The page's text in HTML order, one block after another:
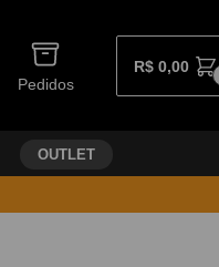
Pedidos
R$ 0,00
OUTLET